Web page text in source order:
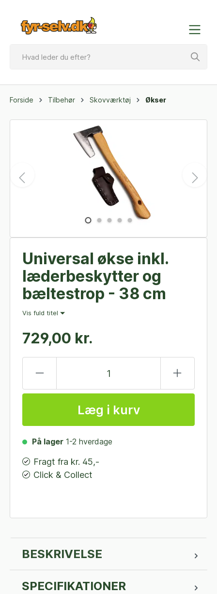
Forside Tilbehør Skovværktøj Økser
Universal økse inkl.
læderbeskytter og
bæltestrop - 38 cm
Vis fuld titel
729,00 kr.
Læg i kurv
På lager 1-2 hverdage
Fragt fra kr. 45,-
Click & Collect
BESKRIVELSE
SPECIFIKATIONER